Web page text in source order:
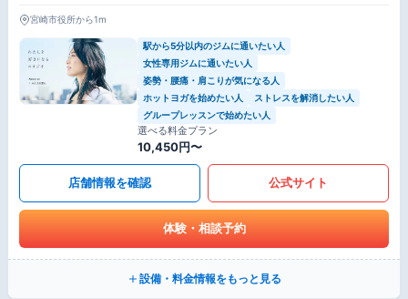
宮崎市役所から1m
駅から5分以内のジムに通いたい人
女性専用ジムに通いたい人
姿勢・腰痛・肩こりが気になる人
ホットヨガを始めたい人
ストレスを解消したい人
グループレッスンで始めたい人
選べる料金プラン
10,450円〜
店舗情報を確認 公式サイト
体験・相談予約
設備・料金情報をもっと見る